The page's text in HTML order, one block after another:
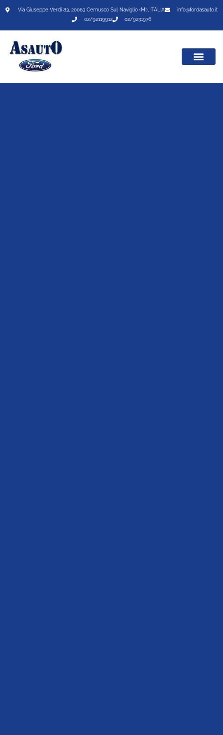
Via Giuseppe Verdi 83, 20063 Cernusco Sul Naviglio (MI), ITALIA
info@fordasauto.it
02/92119912
02/9231976